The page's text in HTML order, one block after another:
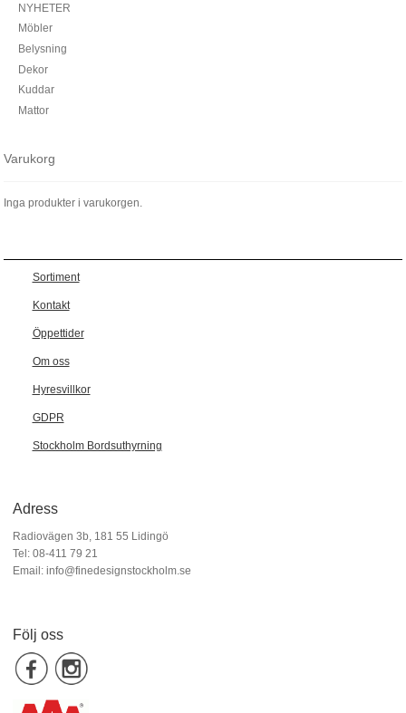
NYHETER
Möbler
Belysning
Dekor
Kuddar
Mattor
Varukorg
Inga produkter i varukorgen.
Sortiment
Kontakt
Öppettider
Om oss
Hyresvillkor
GDPR
Stockholm Bordsuthyrning
Adress
Radiovägen 3b, 181 55 Lidingö
Tel: 08-411 79 21
Email:info@finedesignstockholm.se
Följ oss